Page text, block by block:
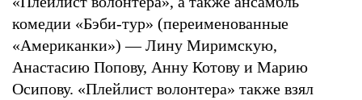
комедии «Бэби-тур» (переименованные
«Американки») — Лину Миримскую,
Анастасию Попову, Анну Котову и Марию
Осипову. «Плейлист волонтера» также взял